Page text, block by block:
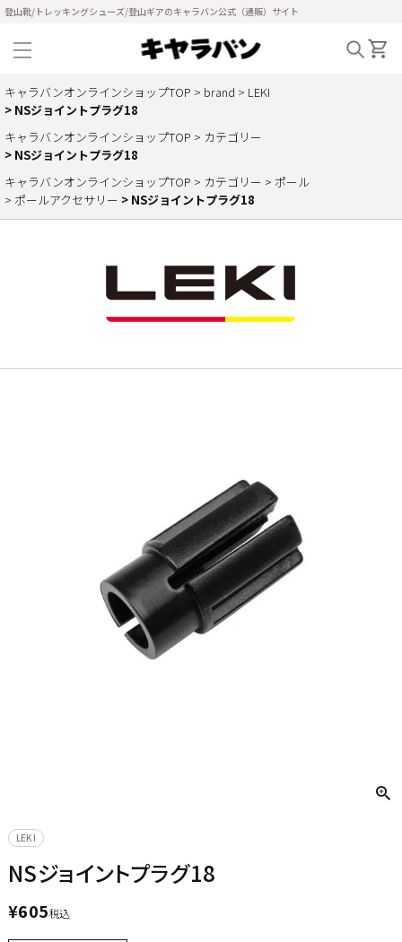
登山靴/トレッキングシューズ/登山ギアのキャラバン公式（通販）サイト
キャラバンオンラインショップTOP brand
LEKI
NSジョイントプラグ18
キャラバンオンラインショップTOP
カテゴリー
NSジョイントプラグ18
キャラバンオンラインショップTOP
カテゴリー
ポール
ポールアクセサリー
NSジョイントプラグ18
LEKI
NSジョイントプラグ18
¥605税込